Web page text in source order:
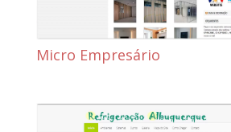
Micro Empresário